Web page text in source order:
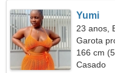
Yumi
23 anos,
Garota
166 cm
Casado